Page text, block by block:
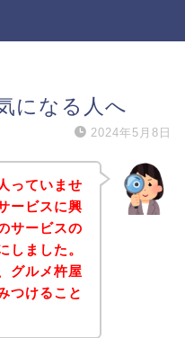
になる人へ
2024年5月8日
っていませ
ービスに興
サービスの
しました。
グルメ杵屋
つけること